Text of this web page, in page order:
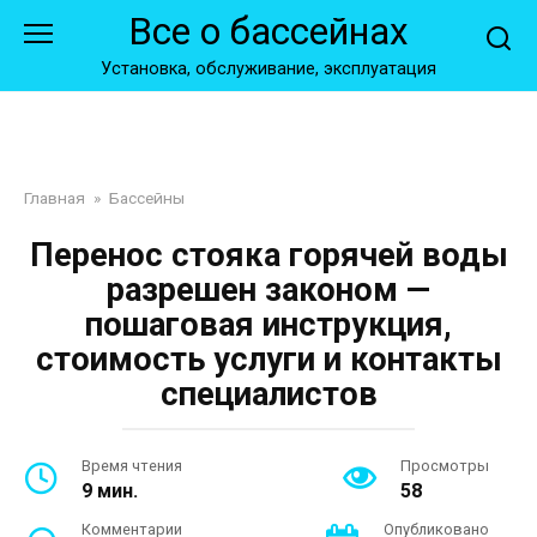
Все о бассейнах
Установка, обслуживание, эксплуатация
Главная » Бассейны
Перенос стояка горячей воды
разрешен законом —
пошаговая инструкция,
стоимость услуги и контакты
специалистов
Время чтения
9 мин.
Просмотры
58
Комментарии Опубликовано